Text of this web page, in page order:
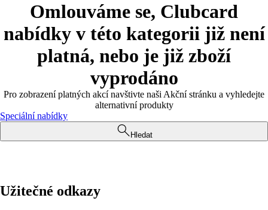
Omlouváme se, Clubcard
nabídky v této kategorii již není
platná, nebo je již zboží
vyprodáno
Pro zobrazení platných akcí navštivte naši Akční stránku a vyhledejte
alternativní produkty
Speciální nabídky
Hledat
Užitečné odkazy